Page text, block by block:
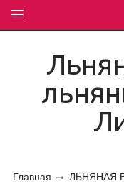
Главная ЛЬНЯНАЯ